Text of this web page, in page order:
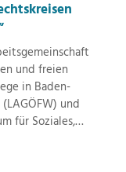
und freien
in Baden-
und
für Soziales,…